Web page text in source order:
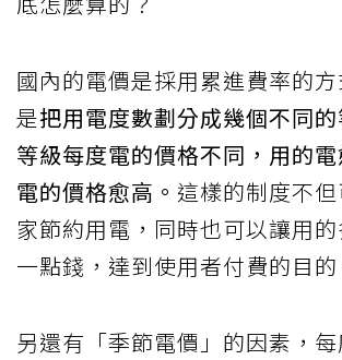
國內的電價是採用累進費率的
是把用電度數劃分成幾個不同
等級每度電的價格不同，用的
電的價格愈高。 這樣的制度不
家節約用電，同時也可以讓用
一點錢，達到使用者付費的目的
另還有「季節電價」的因素，